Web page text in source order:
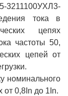
3211100УХЛ3-
тока в
цепях
частоты 50,
цепей от
номинального
от 0,8In до 1In.